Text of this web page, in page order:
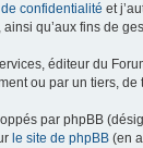
confidentialité et
qu’aux fins de
éditeur du
ou par un tiers,
par phpBB
le site de phpBB (en